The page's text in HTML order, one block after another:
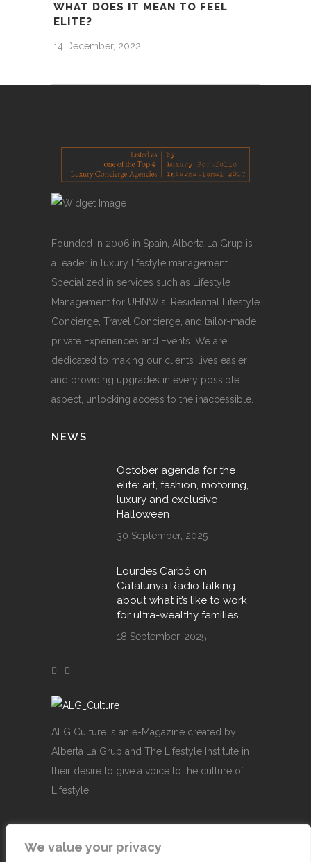
We value your privacy
WHAT DOES IT MEAN TO FEEL
ELITE?
14 December, 2022
Founded in 2006 in Spain, Alberta La Grup is
a leader in luxury lifestyle management.
Specialized in services such as Lifestyle
Management for UHNWIs, Residential Lifestyle
Concierge, Travel Concierge, and tailor-made
private Experiences and Events. We are
dedicated to making our clients’ lives easier
and providing upgrades in every possible
aspect, unlocking access to the inaccessible.
NEWS
October agenda for the
elite: art, fashion, motoring,
luxury and exclusive
Halloween
30 September, 2025
Lourdes Carbó on
Catalunya Ràdio talking
about what it’s like to work
for ultra-wealthy families
18 September, 2025
ALG Culture is an e-Magazine created by
Alberta La Grup and The Lifestyle Institute in
their desire to give a voice to the culture of
Lifestyle.